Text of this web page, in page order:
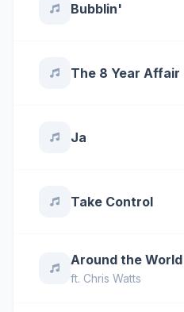
Bubblin'
The 8 Year Affair
Ja
Take Control
Around the World
ft. Chris Watts